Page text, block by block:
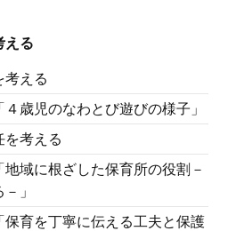
える
える
児のなわとび遊びの様子」
考える
に根ざした保育所の役割－
」
を丁寧に伝える工夫と保護